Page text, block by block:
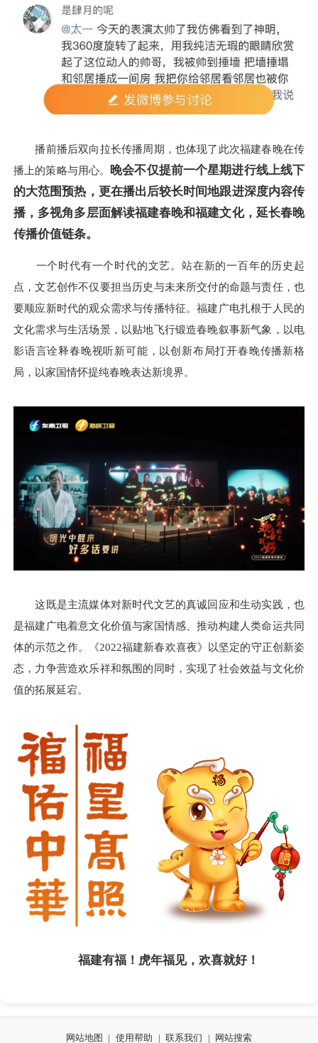
播前播后双向拉长传播周期，也体现了此次福建春晚在传
播上的策略与用心。
晚会不仅提前一个星期进行线上线下
的大范围预热，更在播出后较长时间地跟进深度内容传
播，多视角多层面解读福建春晚和福建文化，延长春晚
传播价值链条。
一个时代有一个时代的文艺。站在新的一百年的历史起
点，文艺创作不仅要担当历史与未来所交付的命题与责任，也
要顺应新时代的观众需求与传播特征。福建广电扎根于人民的
文化需求与生活场景，以贴地飞行锻造春晚叙事新气象，以电
影语言诠释春晚视听新可能，以创新布局打开春晚传播新格
局，以家国情怀提纯春晚表达新境界。
这既是主流媒体对新时代文艺的真诚回应和生动实践，也
是福建广电着意文化价值与家国情感、推动构建人类命运共同
体的示范之作。《2022福建新春欢喜夜》以坚定的守正创新姿
态，力争营造欢乐祥和氛围的同时，实现了社会效益与文化价
值的拓展延宕。
福建有福！虎年福见，欢喜就好！
网站地图 | 使用帮助 | 联系我们 | 网站搜索